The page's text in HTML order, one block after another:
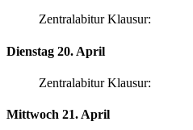
Zentralabitur Klausur:
Dienstag 20. April
Zentralabitur Klausur:
Mittwoch 21. April